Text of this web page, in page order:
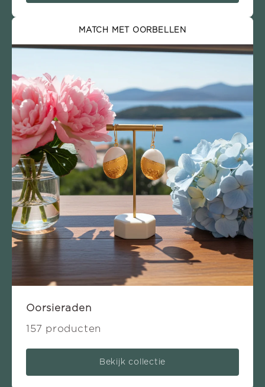
MATCH MET OORBELLEN
Oorsieraden
157 producten
Bekijk collectie